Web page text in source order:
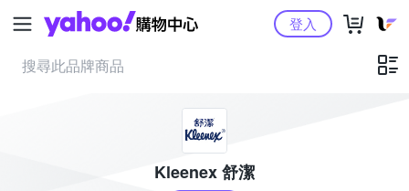
Yahoo購物中心登入
Kleenex 舒潔